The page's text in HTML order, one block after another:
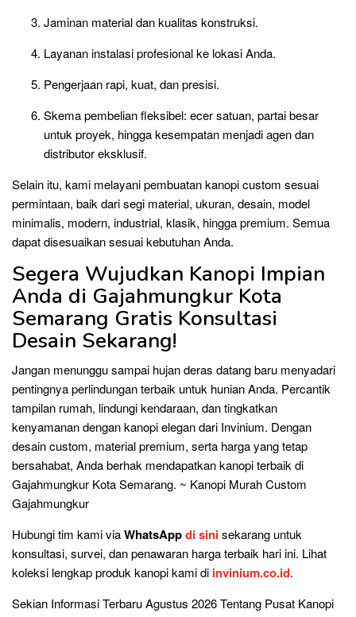
Jaminan material dan kualitas konstruksi.
Layanan instalasi profesional ke lokasi Anda.
Pengerjaan rapi, kuat, dan presisi.
Skema pembelian fleksibel: ecer satuan, partai besar
untuk proyek, hingga kesempatan menjadi agen dan
distributor eksklusif.
Selain itu, kami melayani pembuatan kanopi custom sesuai
permintaan, baik dari segi material, ukuran, desain, model
minimalis, modern, industrial, klasik, hingga premium. Semua
dapat disesuaikan sesuai kebutuhan Anda.
Segera Wujudkan Kanopi Impian
Anda di Gajahmungkur Kota
Semarang Gratis Konsultasi
Desain Sekarang!
Jangan menunggu sampai hujan deras datang baru menyadari
pentingnya perlindungan terbaik untuk hunian Anda. Percantik
tampilan rumah, lindungi kendaraan, dan tingkatkan
kenyamanan dengan kanopi elegan dari Invinium. Dengan
desain custom, material premium, serta harga yang tetap
bersahabat, Anda berhak mendapatkan kanopi terbaik di
Gajahmungkur Kota Semarang. ~ Kanopi Murah Custom
Gajahmungkur
Hubungi tim kami viaWhatsAppdi sinisekarang untuk
konsultasi, survei, dan penawaran harga terbaik hari ini. Lihat
koleksi lengkap produk kanopi kami di invinium.co.id.
Sekian Informasi Terbaru Agustus 2026 Tentang Pusat Kanopi